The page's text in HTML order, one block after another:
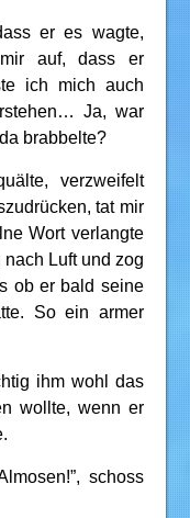
er es wagte,
auf, dass er
ich mich auch
Ja, war
brabbelte?
verzweifelt
tat mir
Wort verlangte
Luft und zog
ob er bald seine
So ein armer
ihm wohl das
wollte, wenn er
schoss